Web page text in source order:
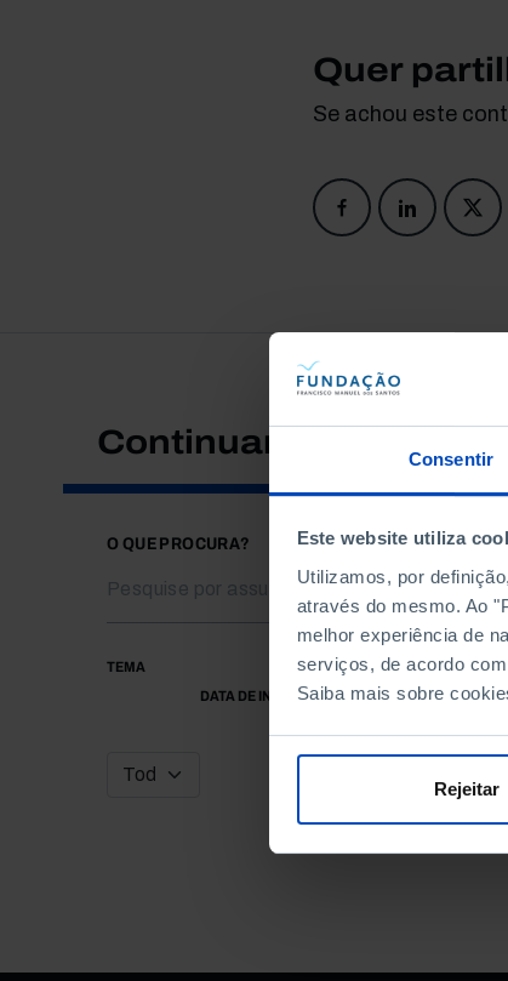
Consentir
Este website utiliza
Utilizamos, por
através do mesmo. Ao
melhor experiência de
serviços, de acordo
Saiba mais sobre
Rejeitar
Quer
Se achou este
Continuar a pesquisar
O QUE PROCURA?
TEMA
DATA DE INÍCIO